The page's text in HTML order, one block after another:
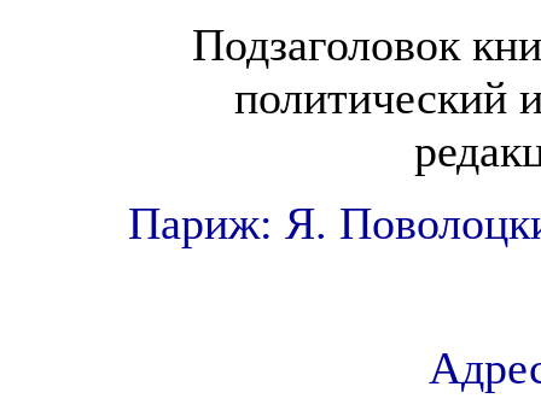
Подзаголовок
политический
Париж: Я.